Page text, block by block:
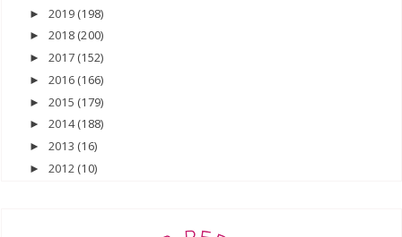
► 2019 (198)
► 2018 (200)
► 2017 (152)
► 2016 (166)
► 2015 (179)
► 2014(188)
► 2013 (16)
► 2012 (10)